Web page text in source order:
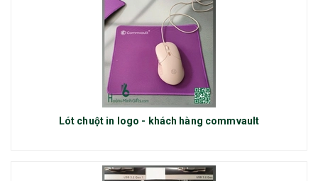
Lót chuột in logo - khách hàng commvault